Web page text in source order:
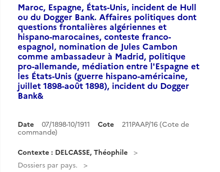
Maroc, Espagne, États-Unis, incident de Hull
ou du Dogger Bank. Affaires politiques dont
questions frontalières algériennes et
hispano-marocaines, conteste franco-
espagnol, nomination de Jules Cambon
comme ambassadeur à Madrid, politique
pro-allemande, médiation entre l'Espagne et
les États-Unis (guerre hispano-américaine,
juillet 1898-août 1898), incident du Dogger
Bank&
Date 07/1898-10/1911 Cote
211PAAP/16 (Cote de
commande)
Contexte : DELCASSE, Théophile
Dossiers par pays.